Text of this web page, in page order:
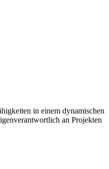
in einem dynamischen
an Projekten